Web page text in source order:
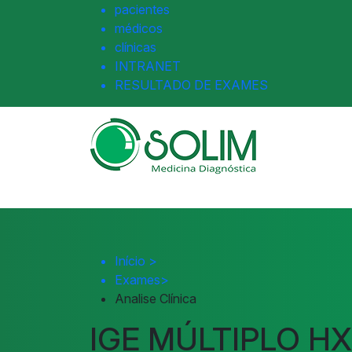
pacientes
médicos
clínicas
INTRANET
RESULTADO DE EXAMES
Início >
Exames>
Analise Clínica
IGE MÚLTIPLO